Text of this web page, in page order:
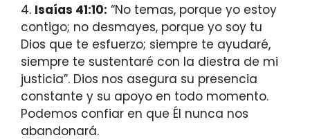
4. Isaías 41:10: “No temas, porque yo estoy
contigo; no desmayes, porque yo soy tu
Dios que te esfuerzo; siempre te ayudaré,
siempre te sustentaré con la diestra de mi
justicia”. Dios nos asegura su presencia
constante y su apoyo en todo momento.
Podemos confiar en que Él nunca nos
abandonará.